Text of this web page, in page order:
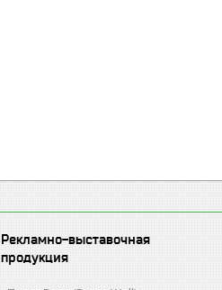
Рекламно-выставочная
продукция